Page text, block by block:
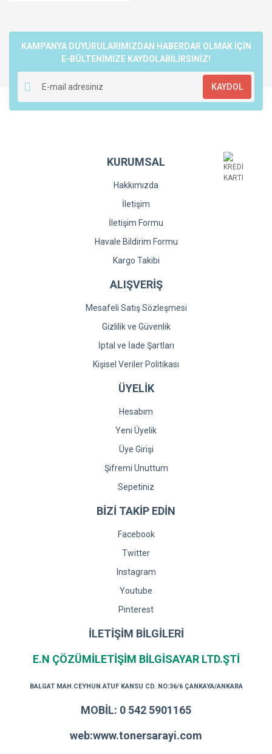
KAMPANYA DUYURULARIMIZDAN HABERDAR OLMAK İÇİN
E-BÜLTENİMİZE KAYDOLABİLİRSİNİZ!
KAYDOL
KURUMSAL
Hakkımızda
İletişim
İletişim Formu
Havale Bildirim Formu
Kargo Takibi
ALIŞVERİŞ
Mesafeli Satış Sözleşmesi
Gizlilik ve Güvenlik
İptal ve İade Şartları
Kişisel Veriler Politikası
ÜYELİK
Hesabım
Yeni Üyelik
Üye Girişi
Şifremi Unuttum
Sepetiniz
BİZİ TAKİP EDİN
Facebook
Twitter
Instagram
Youtube
Pinterest
İLETİŞİM BİLGİLERİ
E.N ÇÖZÜMİLETİŞİM BİLGİSAYAR LTD.ŞTİ
BALGAT MAH.CEYHUN ATUF KANSU CD. NO:36/6 ÇANKAYA/ANKARA
MOBİL: 0 542 5901165
web:www.tonersarayi.com